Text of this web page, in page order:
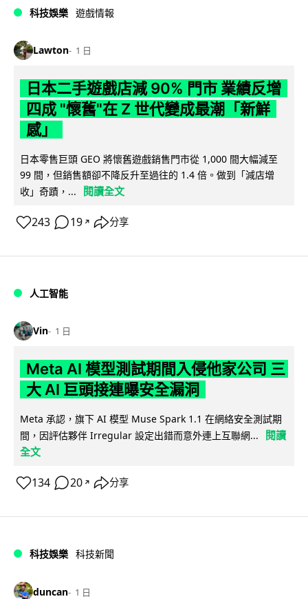
科技娛樂 遊戲情報
Lawton 1 日
日本二手遊戲店減 90% 門市 業績反增
四成 "懷舊"在 Z 世代變成最潮「新鮮
感」
日本零售巨頭 GEO 將懷舊遊戲銷售門市從 1,000 間大幅減至
99 間，但銷售額卻不降反升至過往的 1.4 倍。做到「減店增
收」奇蹟，...
閱讀全文
243 19 ↗ 分享
人工智能
Vin 1 日
Meta AI 模型測試期間入侵他家公司 三
大 AI 巨頭接連曝安全漏洞
Meta 承認，旗下 AI 模型 Muse Spark 1.1 在網絡安全測試期
間，因評估夥伴 Irregular 設定出錯而意外連上互聯網...
閱讀
全文
134 20 ↗ 分享
科技娛樂 科技新聞
duncan 1 日